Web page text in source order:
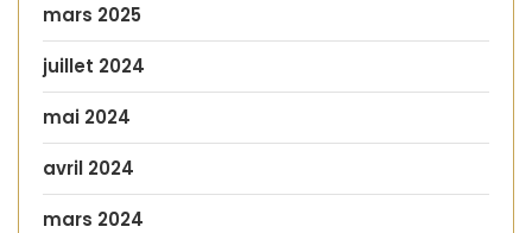
mars 2025
juillet 2024
mai 2024
avril 2024
mars 2024